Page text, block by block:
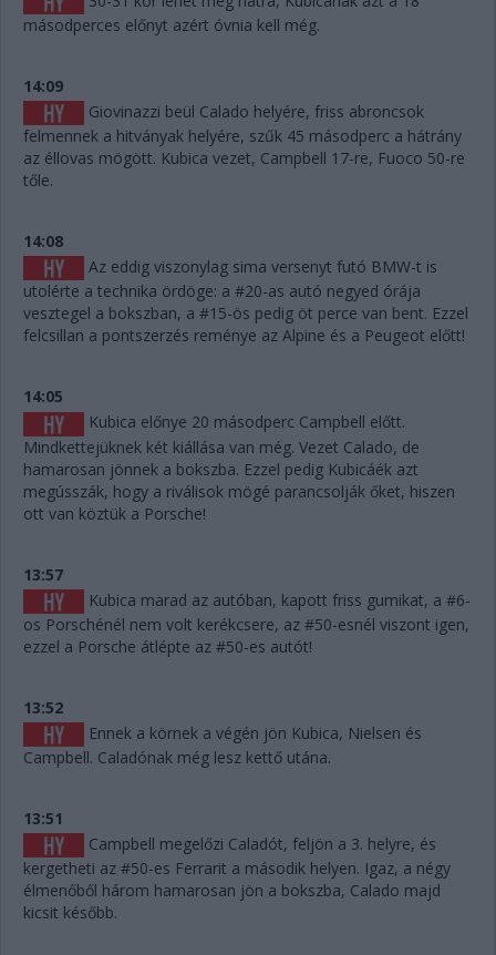
másodperces előnyt azért óvnia kell még.
14:09
Giovinazzi beül Calado helyére, friss abroncsok
felmennek a hitványak helyére, szűk 45 másodperc a hátrány
az éllovas mögött. Kubica vezet, Campbell 17-re, Fuoco 50-re
tőle.
14:08
Az eddig viszonylag sima versenyt futó BMW-t is
utolérte a technika ördöge: a #20-as autó negyed órája
vesztegel a bokszban, a #15-ös pedig öt perce van bent. Ezzel
felcsillan a pontszerzés reménye az Alpine és a Peugeot előtt!
14:05
Kubica előnye 20 másodperc Campbell előtt.
Mindkettejüknek két kiállása van még. Vezet Calado, de
hamarosan jönnek a bokszba. Ezzel pedig Kubicáék azt
megússzák, hogy a riválisok mögé parancsolják őket, hiszen
ott van köztük a Porsche!
13:57
Kubica marad az autóban, kapott friss gumikat, a #6-
os Porschénél nem volt kerékcsere, az #50-esnél viszont igen,
ezzel a Porsche átlépte az #50-es autót!
13:52
Ennek a körnek a végén jön Kubica, Nielsen és
Campbell. Caladónak még lesz kettő utána.
13:51
Campbell megelőzi Caladót, feljön a 3. helyre, és
kergetheti az #50-es Ferrarit a második helyen. Igaz, a négy
élmenőből három hamarosan jön a bokszba, Calado majd
kicsit később.